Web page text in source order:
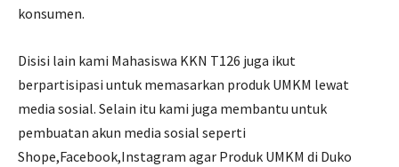
konsumen.
Disisi lain kami Mahasiswa KKN T126 juga ikut
berpartisipasi untuk memasarkan produk UMKM lewat
media sosial. Selain itu kami juga membantu untuk
pembuatan akun media sosial seperti
Shope,Facebook,Instagram agar Produk UMKM di Duko